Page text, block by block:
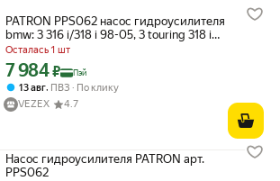
PATRON PPS062 насос гидроусилителя
bmw: 3 316 i/318 i 98-05, 3 touring 318 i
99-05, 3 купе 316 ci/318 ci 99- (98 bar)
Осталась 1 шт
Цена с картой Яндекс Пэй 7984 ₽ вместо
7 984₽ Пэй
13 авг, ПВЗ
По клику
VEZEX
4.7
Насос гидроусилителя PATRON арт.
PPS062